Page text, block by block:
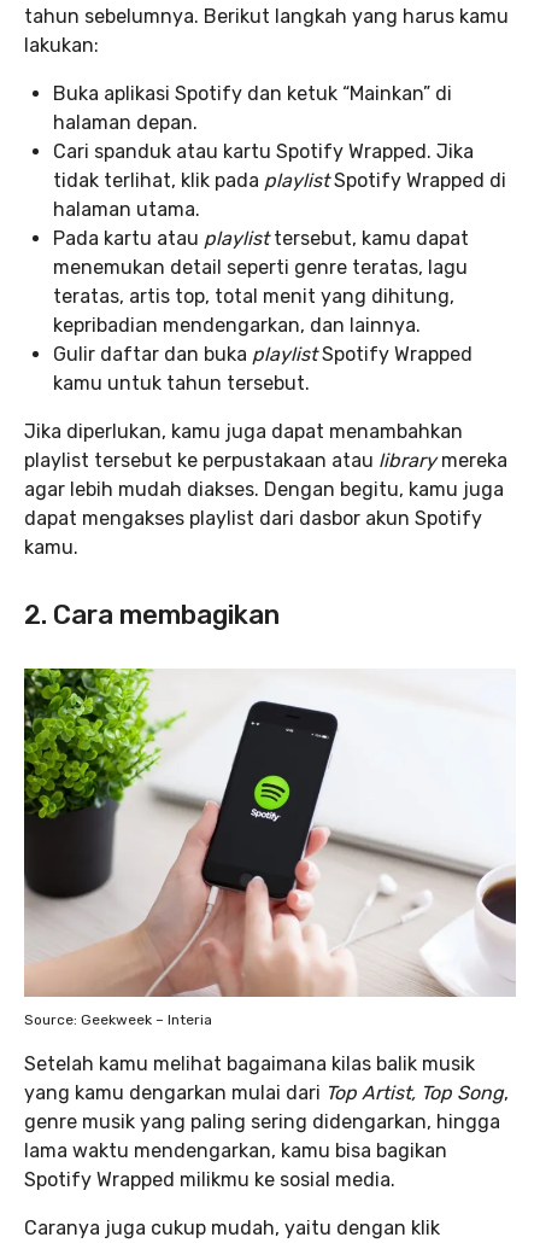
tahun sebelumnya. Berikut langkah yang harus kamu
lakukan:
Buka aplikasi Spotify dan ketuk “Mainkan” di
halaman depan.
Cari spanduk atau kartu Spotify Wrapped. Jika
tidak terlihat, klik pada playlistSpotify Wrapped di
halaman utama.
Pada kartu atau playlisttersebut, kamu dapat
menemukan detail seperti genre teratas, lagu
teratas, artis top, total menit yang dihitung,
kepribadian mendengarkan, dan lainnya.
Gulir daftar dan buka playlistSpotify Wrapped
kamu untuk tahun tersebut.
Jika diperlukan, kamu juga dapat menambahkan
playlist tersebut ke perpustakaan atau librarymereka
agar lebih mudah diakses. Dengan begitu, kamu juga
dapat mengakses playlist dari dasbor akun Spotify
kamu.
2. Cara membagikan
Source: Geekweek – Interia
Setelah kamu melihat bagaimana kilas balik musik
yang kamu dengarkan mulai dari Top Artist, Top Song,
genre musik yang paling sering didengarkan, hingga
lama waktu mendengarkan, kamu bisa bagikan
Spotify Wrapped milikmu ke sosial media.
Caranya juga cukup mudah, yaitu dengan klik